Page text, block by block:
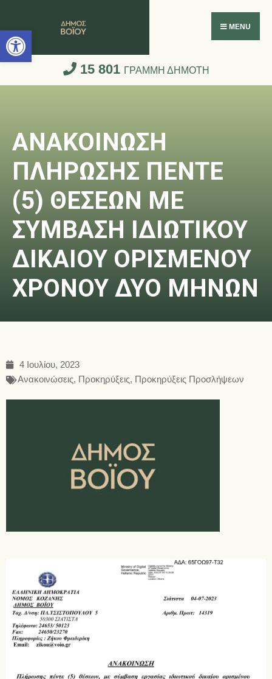
Ανοίξτε τη γραμμή εργαλείων
MENU
15 801 ΓΡΑΜΜΗ ΔΗΜΟΤΗ
ΑΝΑΚΟΙΝΩΣΗ
ΠΛΗΡΩΣΗΣ ΠΕΝΤΕ
(5) ΘΕΣΕΩΝ ΜΕ
ΣΥΜΒΑΣΗ ΙΔΙΩΤΙΚΟΥ
ΔΙΚΑΙΟΥ ΟΡΙΣΜΕΝΟΥ
ΧΡΟΝΟΥ ΔΥΟ ΜΗΝΩΝ
4 Ιουλίου, 2023
Ανακοινώσεις, Προκηρύξεις, Προκηρύξεις Προσλήψεων